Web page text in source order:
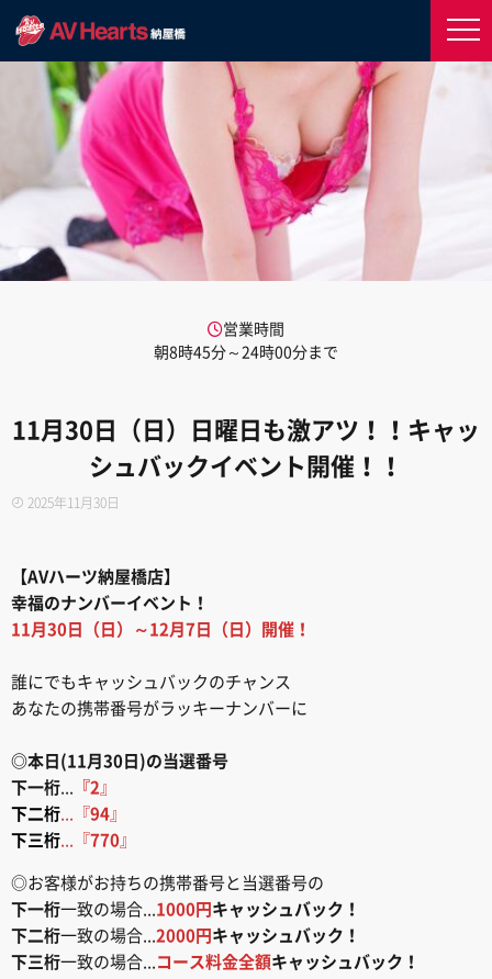
営業時間
朝8時45分～24時00分まで
11月30日（日）日曜日も激アツ！！キャッ
シュバックイベント開催！！
2025年11月30日
【AVハーツ納屋橋店】
幸福のナンバーイベント！
11月30日（日）～12月7日（日）開催！
誰にでもキャッシュバックのチャンス
あなたの携帯番号がラッキーナンバーに
◎本日(11月30日)の当選番号
下一桁... 『2 』
下二桁...『94 』
下三桁...『770 』
◎お客様がお持ちの携帯番号と当選番号の
下一桁一致の場合...1000円 キャッシュバック！
下二桁一致の場合...2000円 キャッシュバック！
下三桁一致の場合... コース料金全額キャッシュバック！